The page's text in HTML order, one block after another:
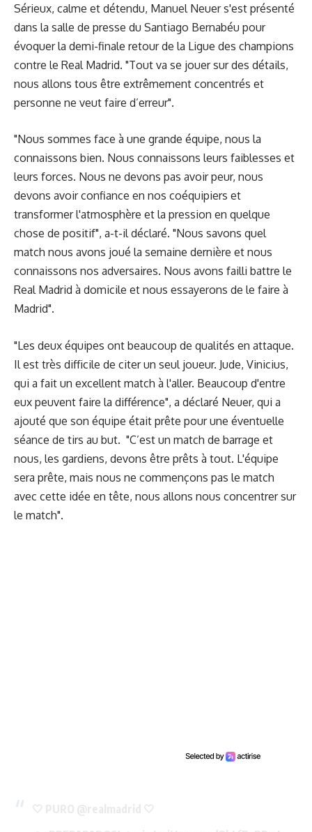
Sérieux, calme et détendu, Manuel Neuer s'est présenté
dans la salle de presse du Santiago Bernabéu pour
évoquer la demi-finale retour de la Ligue des champions
contre le Real Madrid. "Tout va se jouer sur des détails,
nous allons tous être extrêmement concentrés et
personne ne veut faire d’erreur".
"Nous sommes face à une grande équipe, nous la
connaissons bien. Nous connaissons leurs faiblesses et
leurs forces. Nous ne devons pas avoir peur, nous
devons avoir confiance en nos coéquipiers et
transformer l'atmosphère et la pression en quelque
chose de positif", a-t-il déclaré. "Nous savons quel
match nous avons joué la semaine dernière et nous
connaissons nos adversaires. Nous avons failli battre le
Real Madrid à domicile et nous essayerons de le faire à
Madrid".
"Les deux équipes ont beaucoup de qualités en attaque.
Il est très difficile de citer un seul joueur. Jude, Vinicius,
qui a fait un excellent match à l'aller. Beaucoup d'entre
eux peuvent faire la différence", a déclaré Neuer, qui a
ajouté que son équipe était prête pour une éventuelle
séance de tirs au but. "C’est un match de barrage et
nous, les gardiens, devons être prêts à tout. L'équipe
sera prête, mais nous ne commençons pas le match
avec cette idée en tête, nous allons nous concentrer sur
le match".